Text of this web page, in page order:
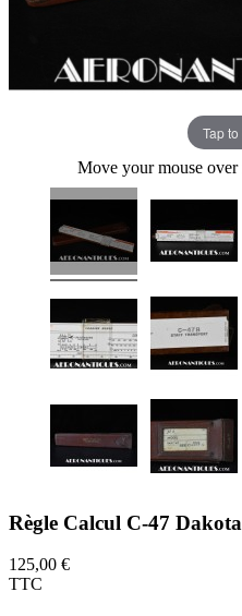
Tap
Move your mouse
Règle Calcul C-47
125,00 €
TTC